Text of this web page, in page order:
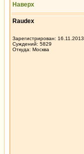
Наверх
Raudex
Зарегистрирован: 16.11.2013
Суждений: 5829
Откуда: Москва